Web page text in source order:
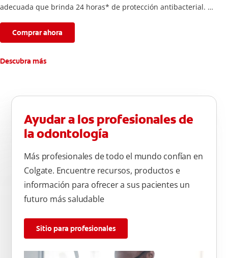
adecuada que brinda 24 horas* de protección antibacterial.
semanas.
**Causados por bacterias.
Comprar ahora
Descubra más
Ayudar a los profesionales de
la odontología
Más profesionales de todo el mundo confían en
Colgate. Encuentre recursos, productos e
información para ofrecer a sus pacientes un
futuro más saludable
Sitio para profesionales